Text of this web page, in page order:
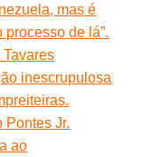
mas é
de lá”.
inescrupulosa
Pontes Jr.
ao